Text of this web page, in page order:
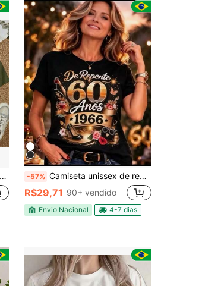
-57% Camiseta unissex de repente 60 anos de idade 1966 estampa 100% algodão
R$29,71 90+ vendido
Envio Nacional 4-7 dias